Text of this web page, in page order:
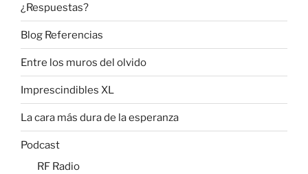
¿Respuestas?
Blog Referencias
Entre los muros del olvido
Imprescindibles XL
La cara más dura de la esperanza
Podcast
RF Radio